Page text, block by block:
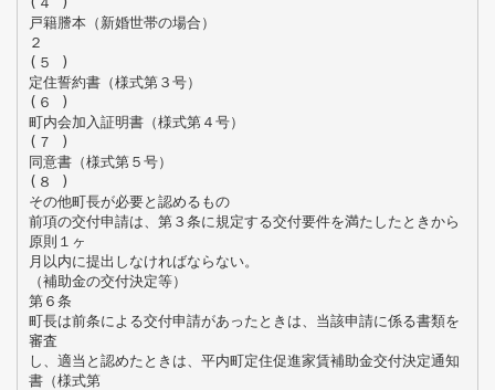
戸籍謄本（新婚世帯の場合）
２
(５ )
定住誓約書（様式第３号）
(６ )
町内会加入証明書（様式第４号）
(７ )
同意書（様式第５号）
(８ )
その他町長が必要と認めるもの
前項の交付申請は、第３条に規定する交付要件を満たしたときから
原則１ヶ
月以内に提出しなければならない。
（補助金の交付決定等）
第６条
町長は前条による交付申請があったときは、当該申請に係る書類を
審査
し、適当と認めたときは、平内町定住促進家賃補助金交付決定通知
書（様式第